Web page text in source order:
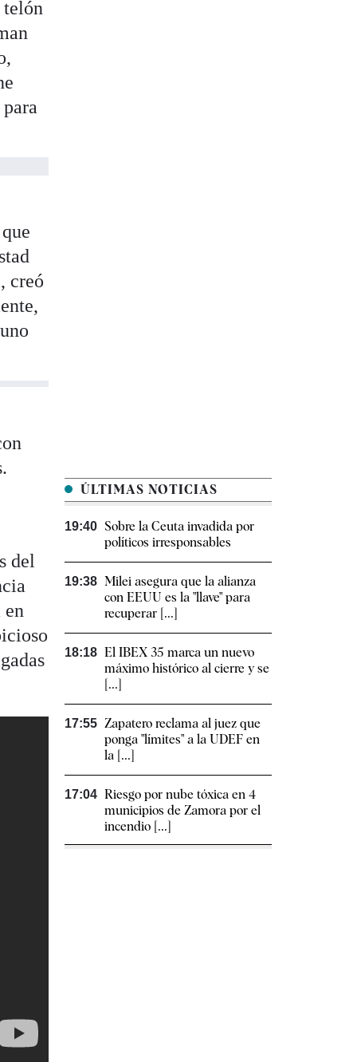
telón
creó
del
en
ÚLTIMAS NOTICIAS
19:40 Sobre la Ceuta invadida por
políticos irresponsables
19:38 Milei asegura que la alianza
con EEUU es la "llave" para
recuperar [...]
18:18 El IBEX 35 marca un nuevo
máximo histórico al cierre y se
[...]
17:55 Zapatero reclama al juez que
ponga "límites" a la UDEF en
la [...]
17:04 Riesgo por nube tóxica en 4
municipios de Zamora por el
incendio [...]